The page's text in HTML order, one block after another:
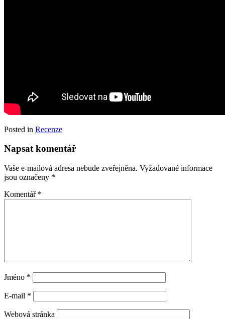
Posted in Recenze
Napsat komentář
Vaše e-mailová adresa nebude zveřejněna. Vyžadované informace
jsou označeny *
Komentář *
Jméno *
E-mail *
Webová stránka